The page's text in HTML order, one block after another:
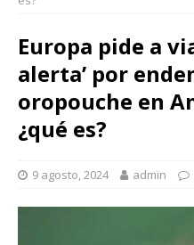
Europa pide a
alerta’ por
oropouche en
¿qué es?
9 agosto, 2024 admin